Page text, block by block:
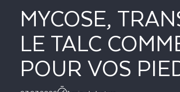
MYCOSE,
LE TALC
POUR VOS